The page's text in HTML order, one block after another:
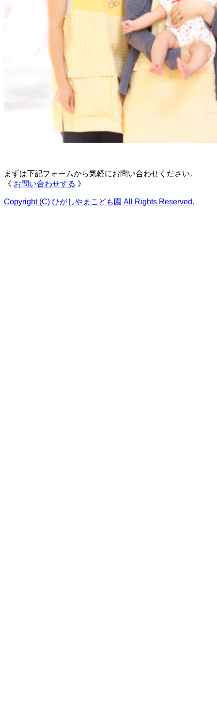
まずは下記フォームから気軽にお問い合わせください。
《 お問い合わせする 》
Copyright (C) ひがしやまこども園 All Rights Reserved.